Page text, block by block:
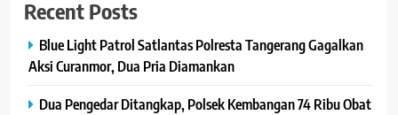
Recent Posts
Blue Light Patrol Satlantas Polresta Tangerang Gagalkan
Aksi Curanmor, Dua Pria Diamankan
Dua Pengedar Ditangkap, Polsek Kembangan 74 Ribu Obat